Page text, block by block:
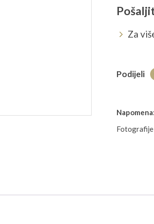
Za
Podijeli
Napomena: